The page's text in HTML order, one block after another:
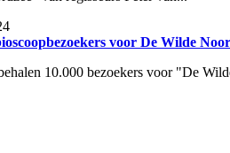
voor De Wilde
10.000 bezoekers voor "De